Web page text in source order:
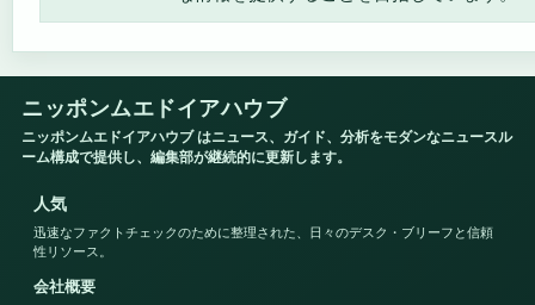
ニッポンムエドイアハウブ
ニッポンムエドイアハウブ はニュース、ガイド、分析をモダンなニュースル
ーム構成で提供し、編集部が継続的に更新します。
人気
迅速なファクトチェックのために整理された、日々のデスク・ブリーフと信頼
性リソース。
会社概要